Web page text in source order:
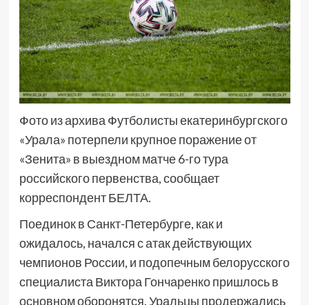
Фото из архива Футболисты екатеринбургского
«Урала» потерпели крупное поражение от
«Зенита» в выездном матче 6-го тура
российского первенства, сообщает
корреспондент БЕЛТА.
Поединок в Санкт-Петербурге, как и
ожидалось, начался с атак действующих
чемпионов России, и подопечным белорусского
специалиста Виктора Гончаренко пришлось в
основном оборонятся. Уральцы продержались